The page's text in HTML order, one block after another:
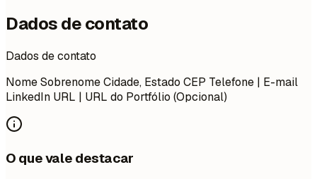
Dados de contato
Dados de contato
Nome Sobrenome Cidade, Estado CEP Telefone | E-mail
LinkedIn URL | URL do Portfólio (Opcional)
O que vale destacar